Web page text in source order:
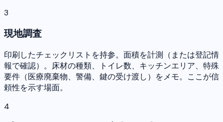
3
現地調査
印刷したチェックリストを持参。面積を計測（または登記情
報で確認）。床材の種類、トイレ数、キッチンエリア、特殊
要件（医療廃棄物、警備、鍵の受け渡し）をメモ。ここが信
頼性を示す場面。
4